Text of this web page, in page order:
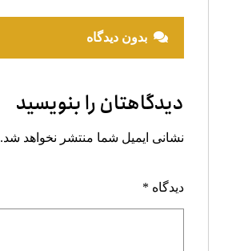
بدون دیدگاه
دیدگاهتان را بنویسید
نشانی ایمیل شما منتشر نخواهد شد.
دیدگاه *